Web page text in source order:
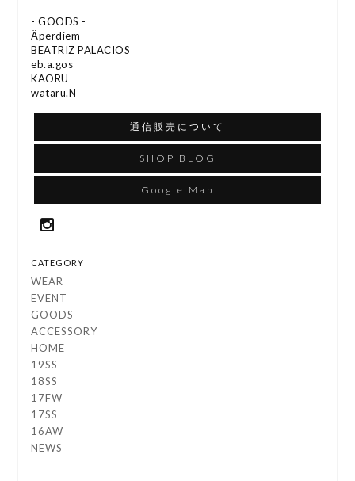
- GOODS -
Äperdiem
BEATRIZ PALACIOS
eb.a.gos
KAORU
wataru.N
通信販売について
SHOP BLOG
Google Map
CATEGORY
WEAR
EVENT
GOODS
ACCESSORY
HOME
19SS
18SS
17FW
17SS
16AW
NEWS